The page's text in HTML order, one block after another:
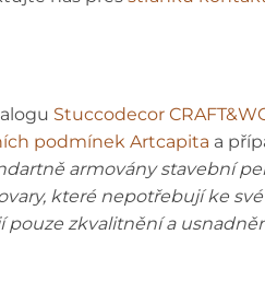
Stuccodecor
podmínek Artcapita a
armovány stavební
které nepotřebují ke
zkvalitnění a